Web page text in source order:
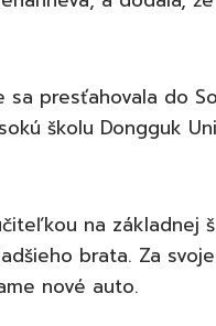
sa presťahovala do
školu Dongguk
na základnej
brata. Za
nové auto.